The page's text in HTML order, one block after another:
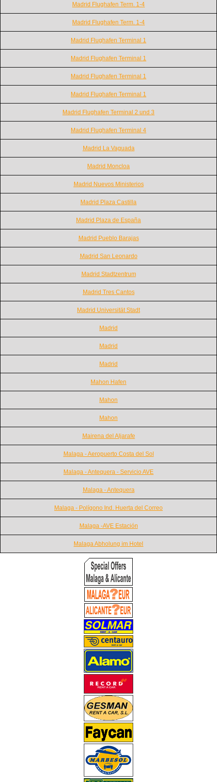
Madrid Flughafen Term. 1-4
Madrid Flughafen Term. 1-4
Madrid Flughafen Terminal 1
Madrid Flughafen Terminal 1
Madrid Flughafen Terminal 1
Madrid Flughafen Terminal 1
Madrid Flughafen Terminal 2 und 3
Madrid Flughafen Terminal 4
Madrid La Vaguada
Madrid Moncloa
Madrid Nuevos Ministerios
Madrid Plaza Castilla
Madrid Plaza de España
Madrid Pueblo Barajas
Madrid San Leonardo
Madrid Stadtzentrum
Madrid Tres Cantos
Madrid Universität Stadt
Madrid
Madrid
Madrid
Mahon Hafen
Mahon
Mahon
Mairena del Aljarafe
Malaga - Aeropuerto Costa del Sol
Malaga - Antequera - Servicio AVE
Malaga - Antequera
Malaga - Polígono Ind. Huerta del Correo
Malaga -AVE Estación
Malaga Abholung im Hotel